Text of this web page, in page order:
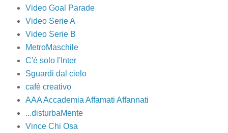
Video Goal Parade
Video Serie A
Video Serie B
MetroMaschile
C'è solo l'Inter
Sguardi dal cielo
cafè creativo
AAA Accademia Affamati Affannati
...disturbaMente
Vince Chi Osa